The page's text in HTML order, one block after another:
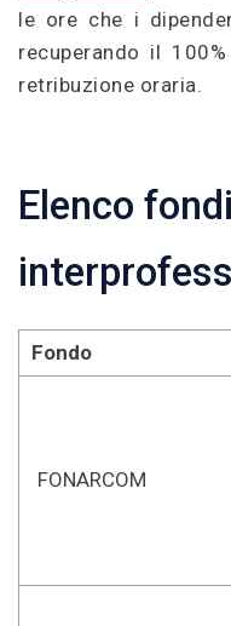
le ore che i
recuperando il
retribuzione oraria.
Elenco fondi
Fondo
FONARCOM